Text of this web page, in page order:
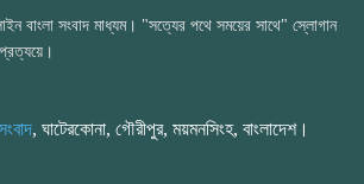
বাংলা সংবাদ মাধ্যম। "সত্যের পথে সময়ের সাথে" স্লোগান
প্রত্যয়ে।
, ঘাটেরকোনা, গৌরীপুর, ময়মনসিংহ, বাংলাদেশ।